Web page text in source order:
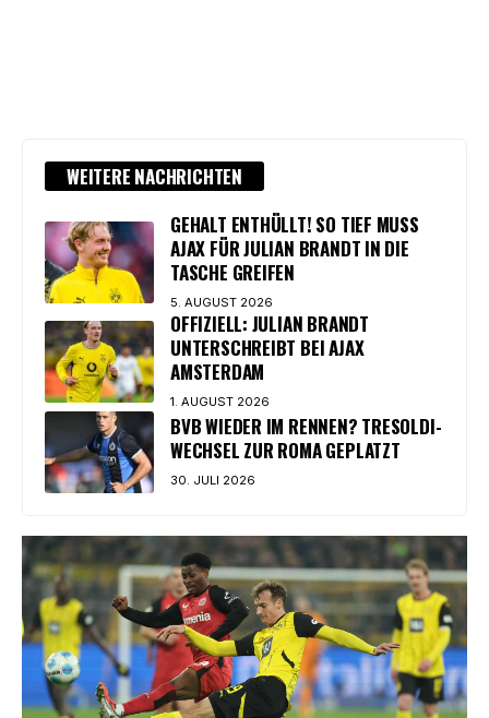
WEITERE NACHRICHTEN
GEHALT ENTHÜLLT! SO TIEF MUSS
AJAX FÜR JULIAN BRANDT IN DIE
TASCHE GREIFEN
5. AUGUST 2026
OFFIZIELL: JULIAN BRANDT
UNTERSCHREIBT BEI AJAX
AMSTERDAM
1. AUGUST 2026
BVB WIEDER IM RENNEN? TRESOLDI-
WECHSEL ZUR ROMA GEPLATZT
30. JULI 2026